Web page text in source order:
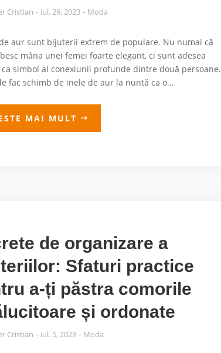
Cristian iul. 29, 2023 Moda
aur sunt bijuterii extrem de populare. Nu numai că
mâna unei femei foarte elegant, ci sunt adesea
simbol al conexiunii profunde dintre două persoane.
fac schimb de inele de aur la nuntă ca o...
MAI MULT
de organizare a
Sfaturi practice
a-ți păstra comorile
și ordonate
Cristian iul. 5, 2023 Moda